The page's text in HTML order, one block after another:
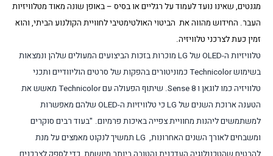
מגנטים, שאינו נועד לעמוד על רגליים או בסיס – באופן שונה מאוד מטלוויזיות
העבר. החידוש מהווה את הביטוי האולטימטיבי לחוויית הקולנוע הביתי, והוא
זמין כעת לצרכני טלוויזיה.
טלוויזיות ה-OLED של LG מוכרות בזכות הביצועים המעולים שלהן ונמצאות
בשימושTechnicolor כמוניטורים בהפקות של סרטים הוליוודיים ותכני
טלוויזיה כמו לוגאן ו Sense 8. שיתוף הפעולה עםTechnicolor מאשש את
הטענה ארוכת השנים של LG כי טלוויזיות ה-OLED שלהם מאפשרות
למשתמשים ליהנות מחוויית צפייהבאיכות פרמיום. "בעוד רבים סוקרים
ומשבחים לאורך השנים האחרונות, LG תמשיך לנקוט מאמצים על מנת